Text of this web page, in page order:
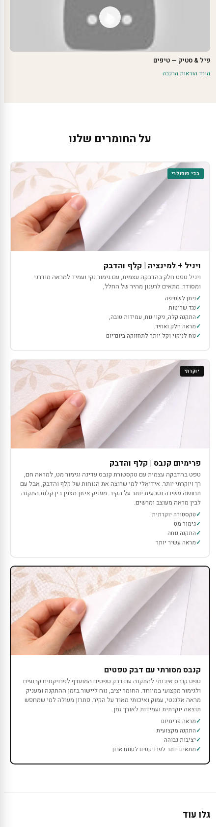
פיל & סטיק — טיפים
הורד הוראות הרכבה
על החומרים שלנו
הכי פופולרי
ויניל + למינציה | קלף והדבק
ויניל טפט חלק בהדבקה עצמית, עם גימור נקי ועמיד למראה מודרני
ומסודר. מתאים לרענון מהיר של החלל,
ניתן לשטיפה
נגד שריטות
התקנה קלה, ניקוי נוח, עמידות טובה,
מראה חלק ואחיד.
נוח לניקוי וקל יותר לתחזוקה ביום־יום
יוקרתי
פרימיום קנבס | קלף והדבק
טפט בהדבקה עצמית עם טקסטורת קנבס עדינה וגימור מט, למראה חם,
רך ויוקרתי יותר. אידיאלי למי שרוצה את הנוחות של קלף והדבק, אבל עם
תחושה עשירה וטבעית יותר על הקיר. מעניק איזון מצוין בין קלות התקנה
לבין מראה מעוצב ומרשים.
טקסטורה יוקרתית
גימור מט
התקנה נוחה
מראה עשיר יותר
קנבס מסורתי עם דבק טפטים
טפט קנבס איכותי להתקנה עם דבק טפטים המועדף לפרויקטים קבועים
ולגימור מקצועי במיוחד. החומר יציב, נוח ליישור בזמן ההתקנה ומעניק
מראה אלגנטי, עמוק ואיכותי מאוד על הקיר. פתרון מעולה למי שמחפש
תוצאה יוקרתית ועמידות לאורך זמן.
מראה פרימיום
התקנה מקצועית
יציבות גבוהה
מתאים יותר לפרויקטים לטווח ארוך
גלו עוד